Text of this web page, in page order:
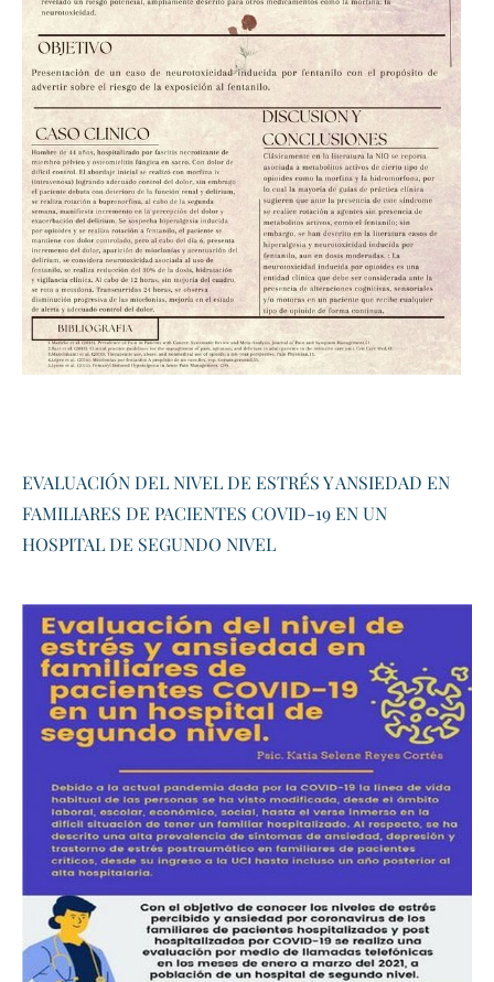
EVALUACIÓN DEL NIVEL DE ESTRÉS Y ANSIEDAD EN
FAMILIARES DE PACIENTES COVID-19 EN UN
HOSPITAL DE SEGUNDO NIVEL